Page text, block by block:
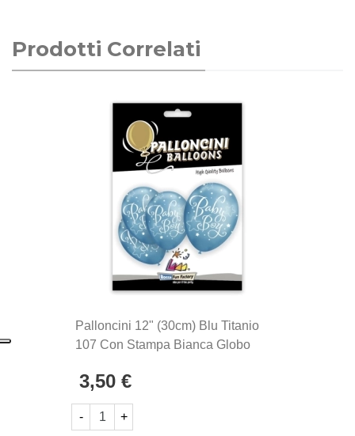
Prodotti Correlati
Palloncini 12" (30cm) Blu Titanio
107 Con Stampa Bianca Globo
3,50 €
- +